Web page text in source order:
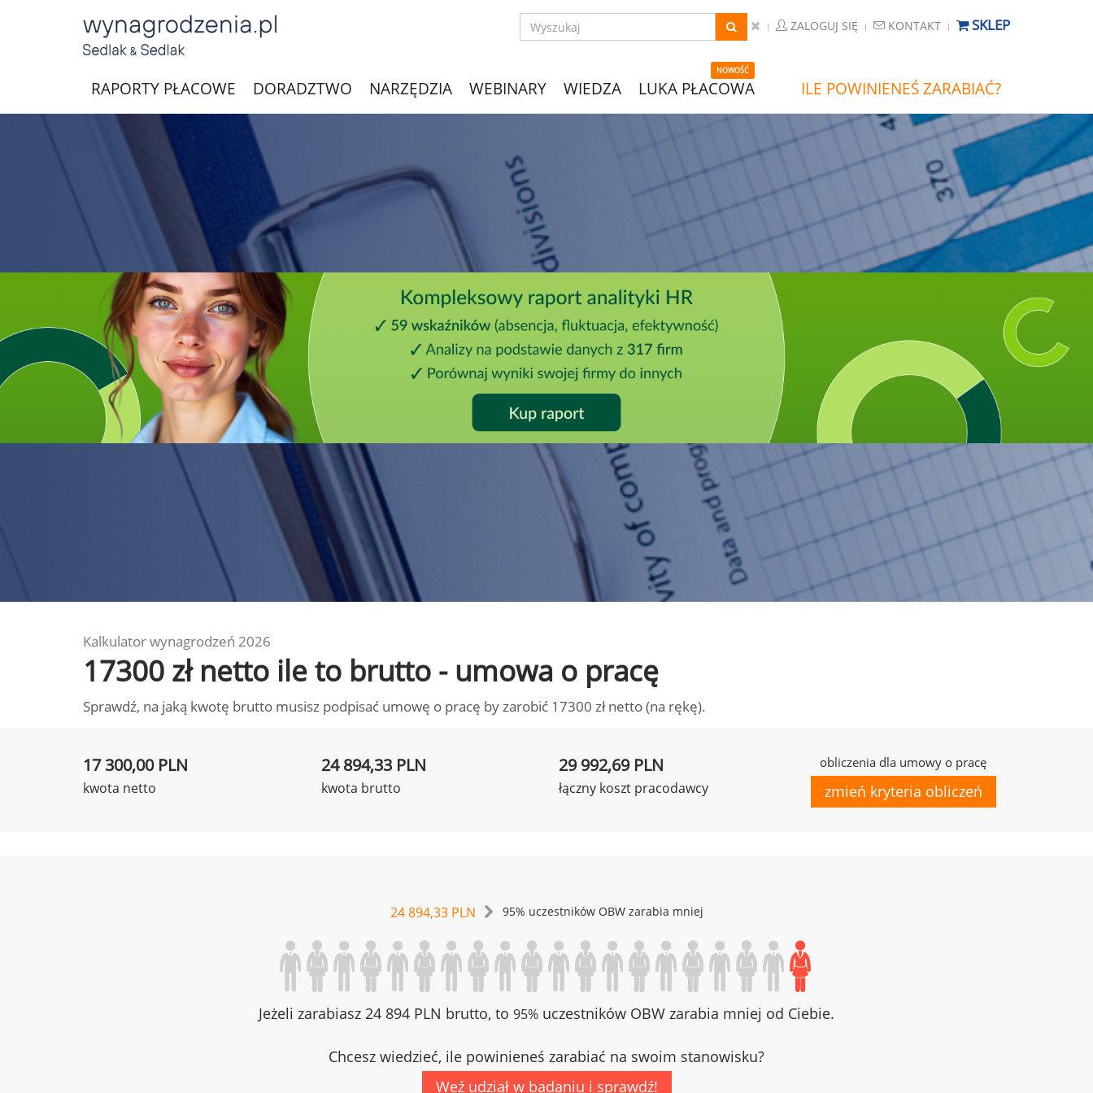
ZALOGUJ SIĘ KONTAKT SKLEP
RAPORTY PŁACOWE DORADZTWO NARZĘDZIA WEBINARY WIEDZA
NOWOŚĆ
LUKA PŁACOWA ILE POWINIENEŚ ZARABIAĆ?
Kalkulator wynagrodzeń 2026
17300 zł netto ile to brutto - umowa o pracę
Sprawdź, na jaką kwotę brutto musisz podpisać umowę o pracę by zarobić 17300 zł netto (na rękę).
17 300,00 PLN
kwota netto
24 894,33 PLN
kwota brutto
29 992,69 PLN
łączny koszt pracodawcy
obliczenia dla umowy o pracę
zmień kryteria obliczeń
24 894,33 PLN 95% uczestników OBW zarabia mniej
Jeżeli zarabiasz 24 894 PLN brutto, to 95% uczestników OBW zarabia mniej od Ciebie.
Chcesz wiedzieć, ile powinieneś zarabiać na swoim stanowisku?
Weź udział w badaniu i sprawdź!